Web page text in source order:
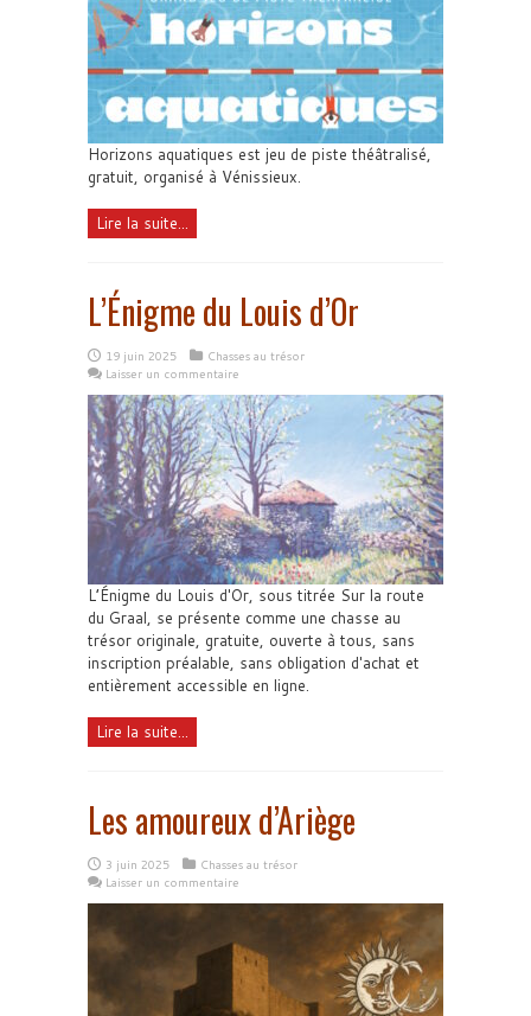
Horizons aquatiques est jeu de piste théâtralisé,
gratuit, organisé à Vénissieux.
Lire la suite...
L’Énigme du Louis d’Or
19 juin 2025
Chasses au trésor
Laisser un commentaire
L’Énigme du Louis d'Or, sous titrée Sur la route
du Graal, se présente comme une chasse au
trésor originale, gratuite, ouverte à tous, sans
inscription préalable, sans obligation d'achat et
entièrement accessible en ligne.
Lire la suite...
Les amoureux d’Ariège
3 juin 2025
Chasses au trésor
Laisser un commentaire